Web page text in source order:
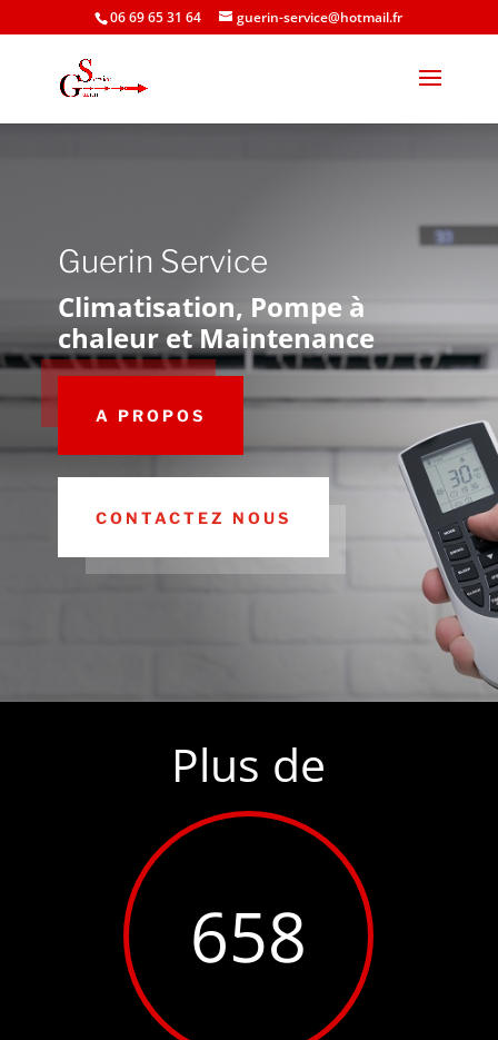
06 69 65 31 64 guerin-service@hotmail.fr
Guerin Service
Climatisation, Pompe à
chaleur et Maintenance
A PROPOS
CONTACTEZ NOUS
Plus de
658